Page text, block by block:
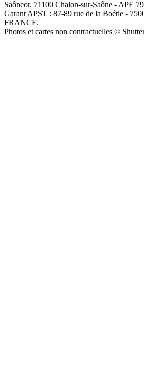
Saôneor, 71100 Chalon-sur-Saône - APE
Garant APST : 87-89 rue de la Boétie -
FRANCE.
Photos et cartes non contractuelles ©